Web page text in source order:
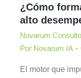
¿Cómo
alto
Novarum
Por Novarum IA
El motor que